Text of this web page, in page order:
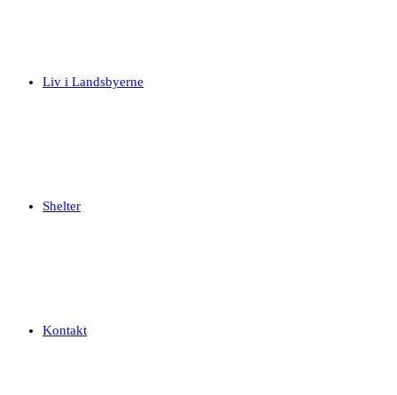
Liv i Landsbyerne
Shelter
Kontakt